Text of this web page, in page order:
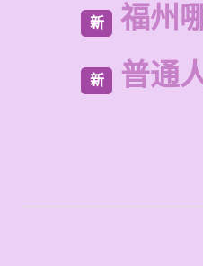
新 福州
新 普通